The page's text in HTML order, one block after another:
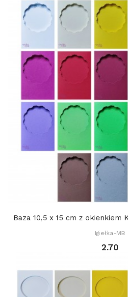
Baza 10,5 x 15 cm z okienkiem
Igiełka-MB
2.70